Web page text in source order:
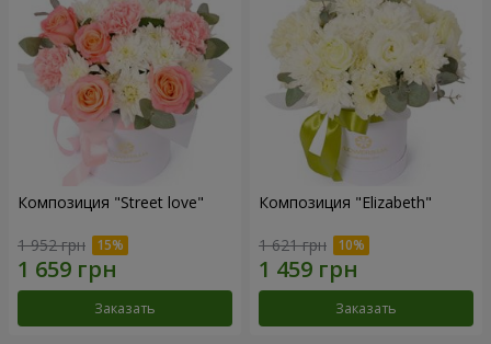
Композиция "Street love"
1 952 грн
Заказать
Композиция "Elizabeth"
1 621 грн
Заказать